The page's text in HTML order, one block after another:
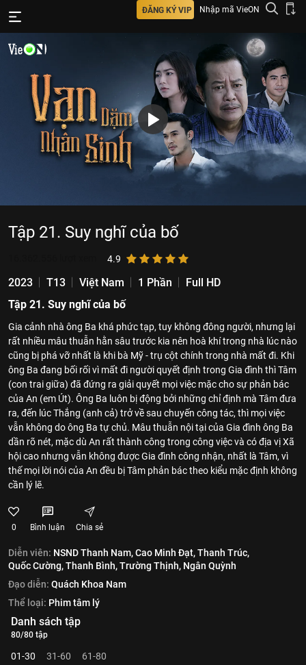
ĐĂNG KÝ VIP Nhập mã VieON
Tập 21. Suy nghĩ của bố
4.9
2023 T13 Việt Nam 1 Phần
Full HD
Tập 21. Suy nghĩ của bố
Gia cảnh nhà ông Ba khá phức tạp, tuy không đông người, nhưng lại
rất nhiều mâu thuẫn hằn sâu trước kia nên hoà khí trong nhà lúc nào
cũng bị phá vỡ nhất là khi bà Mỹ - trụ cột chính trong nhà mất đi. Khi
ông Ba đang bối rối vì mất đi người quyết định trong Gia đình thì Tâm
(con trai giữa) đã đứng ra giải quyết mọi việc mặc cho sự phản bác
của An (em Út). Ông Ba luôn bị động bởi những chỉ định mà Tâm đưa
ra, đến lúc Thắng (anh cả) trở về sau chuyến công tác, thì mọi việc
vẫn không do ông Ba tự chủ. Mâu thuẫn nội tại của Gia đình ông Ba
dần rõ nét, mặc dù An rất thành công trong công việc và có địa vị Xã
hội cao nhưng vẫn không được Gia đình công nhận, nhất là Tâm, vì
thế mọi lời nói của An đều bị Tâm phản bác theo kiểu mặc định không
cần lý lẽ.
0 Bình luận Chia sẻ
Diễn viên: NSND Thanh Nam,Cao Minh Đạt,Thanh Trúc,
Quốc Cường,Thanh Bình,Trường Thịnh, Ngân Quỳnh
Đạo diễn: Quách Khoa Nam
Thể loại: Phim tâm lý
Danh sách tập
80/80 tập
01-30 31-60 61-80